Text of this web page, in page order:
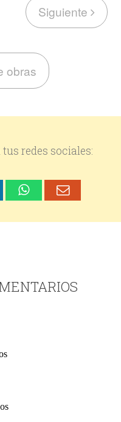
Siguiente
obras
redes sociales: